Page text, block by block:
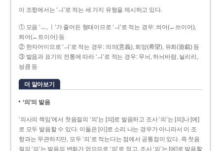
이 조항에서는 ‘ㅢ’로 적는 세 가지 유형을 제시하고 있다.
① 모음 ‘ㅡ, ㅣ’가 줄어든 형태이므로 ‘ㅢ’로 적는 경우: 씌어(←쓰이어),
틔어(←트이어) 등
② 한자어이므로 ‘ㅢ’로 적는 경우: 의의(意義), 희망(希望), 유희(遊戱) 등
③ 발음과 표기의 전통에 따라 ‘ㅢ’로 적는 경우: 무늬, 하늬바람, 늴리리,
닁큼 등
더 알아보기
‘의’의 발음
‘의사의 책임’에서 첫음절의 ‘의’는 [의]로 발음하고 조사 ‘의’는 [의]나 [에]
로 모두 발음할 수 있다. 이들은 [이]로 소리 나는 경우가 아니라서 이 조
항과는 무관하지만, 모두 ‘의’로 적는다는 점에서 공통점이 있다. 즉 첫음
절의 ‘의’는 발음의 변화가 없으므로 ‘의’로 적고, 조사 ‘의’는 [에]로 발음할